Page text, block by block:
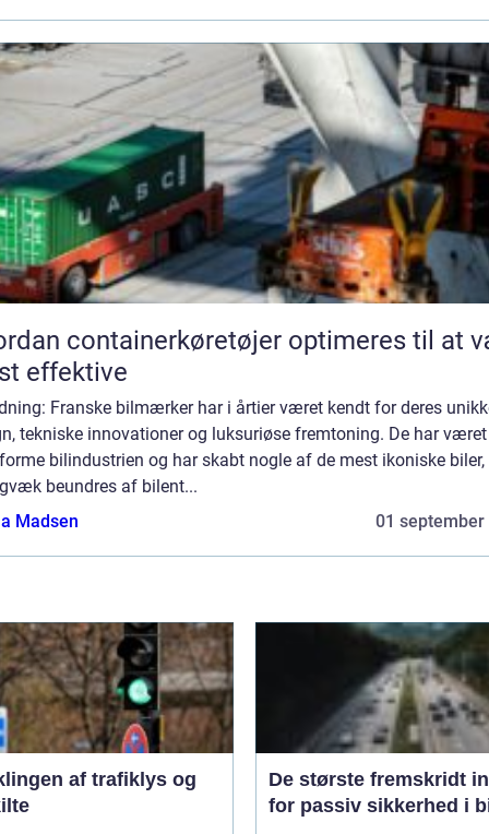
containerkøretøjer optimeres til at
effektive
Franske bilmærker har i årtier været kendt for deres
tekniske innovationer og luksuriøse fremtoning. De har
bilindustrien og har skabt nogle af de mest ikoniske biler,
beundres af bilent...
Madsen
01 september
af trafiklys og
De største fremskridt
for passiv sikkerhed i